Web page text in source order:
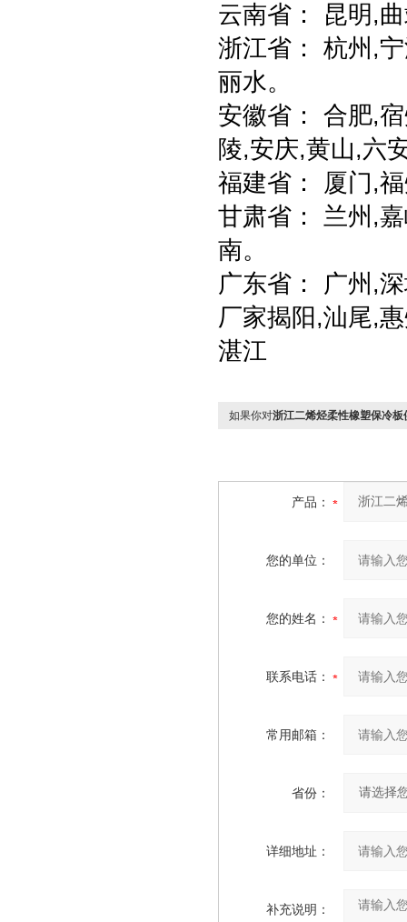
云南省： 昆明,
浙江省： 杭州,
丽水。
安徽省： 合肥,
陵,安庆,黄山,六
福建省： 厦门,
甘肃省： 兰州,
南。
广东省： 广州,
厂家揭阳,汕尾,
湛江
如果你对浙江二烯烃柔性橡塑保冷板
产品：
您的单位：
您的姓名：
联系电话：
常用邮箱：
省份：
详细地址：
补充说明：